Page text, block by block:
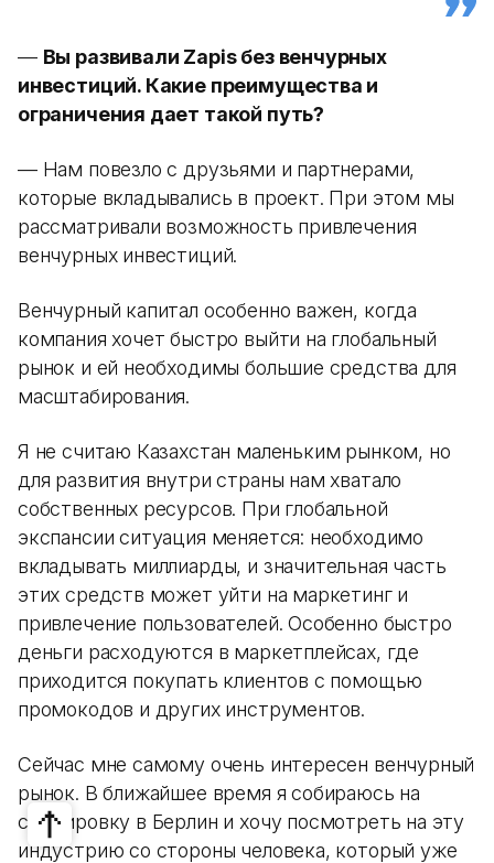
— Вы развивали Zapis без венчурных
инвестиций. Какие преимущества и
ограничения дает такой путь?
— Нам повезло с друзьями и партнерами,
которые вкладывались в проект. При этом мы
рассматривали возможность привлечения
венчурных инвестиций.
Венчурный капитал особенно важен, когда
компания хочет быстро выйти на глобальный
рынок и ей необходимы большие средства для
масштабирования.
Я не считаю Казахстан маленьким рынком, но
для развития внутри страны нам хватало
собственных ресурсов. При глобальной
экспансии ситуация меняется: необходимо
вкладывать миллиарды, и значительная часть
этих средств может уйти на маркетинг и
привлечение пользователей. Особенно быстро
деньги расходуются в маркетплейсах, где
приходится покупать клиентов с помощью
промокодов и других инструментов.
Сейчас мне самому очень интересен венчурный
рынок. В ближайшее время я собираюсь на
стажировку в Берлин и хочу посмотреть на эту
индустрию со стороны человека, который уже